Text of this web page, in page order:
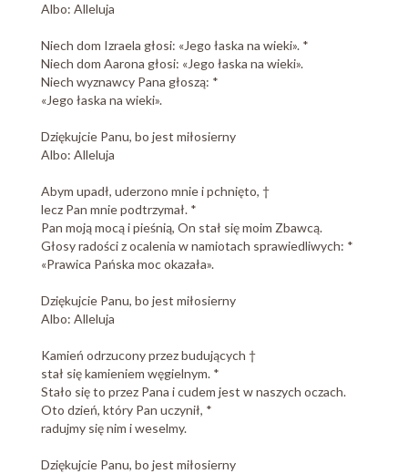
Albo: Alleluja
Niech dom Izraela głosi: «Jego łaska na wieki». *
Niech dom Aarona głosi: «Jego łaska na wieki».
Niech wyznawcy Pana głoszą: *
«Jego łaska na wieki».
Dziękujcie Panu, bo jest miłosierny
Albo: Alleluja
Abym upadł, uderzono mnie i pchnięto, †
lecz Pan mnie podtrzymał. *
Pan moją mocą i pieśnią, On stał się moim Zbawcą.
Głosy radości z ocalenia w namiotach sprawiedliwych: *
«Prawica Pańska moc okazała».
Dziękujcie Panu, bo jest miłosierny
Albo: Alleluja
Kamień odrzucony przez budujących †
stał się kamieniem węgielnym. *
Stało się to przez Pana i cudem jest w naszych oczach.
Oto dzień, który Pan uczynił, *
radujmy się nim i weselmy.
Dziękujcie Panu, bo jest miłosierny